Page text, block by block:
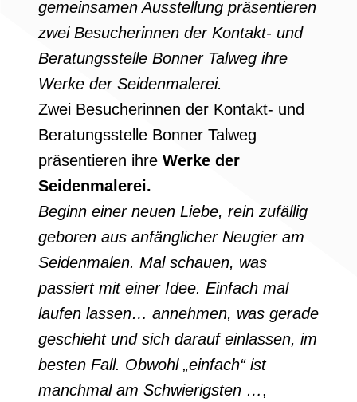
gemeinsamen Ausstellung präsentieren
zwei Besucherinnen der Kontakt- und
Beratungsstelle Bonner Talweg ihre
Werke der Seidenmalerei.
Zwei Besucherinnen der Kontakt- und
Beratungsstelle Bonner Talweg
präsentieren ihre Werke der
Seidenmalerei.
Beginn einer neuen Liebe, rein zufällig
geboren aus anfänglicher Neugier am
Seidenmalen. Mal schauen, was
passiert mit einer Idee. Einfach mal
laufen lassen… annehmen, was gerade
geschieht und sich darauf einlassen, im
besten Fall. Obwohl „einfach“ ist
manchmal am Schwierigsten …,